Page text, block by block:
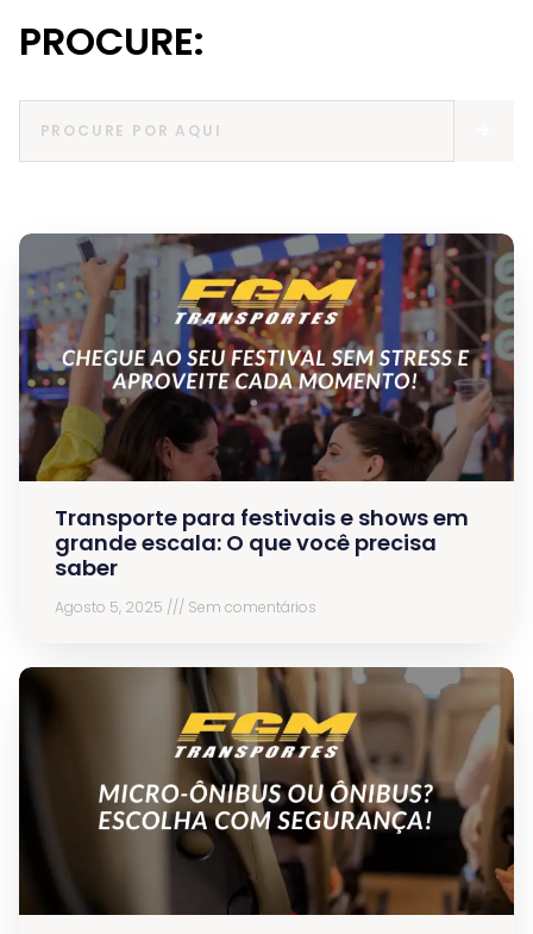
PROCURE:
Transporte para festivais e shows em
grande escala: O que você precisa
saber
Agosto 5, 2025 Sem comentários